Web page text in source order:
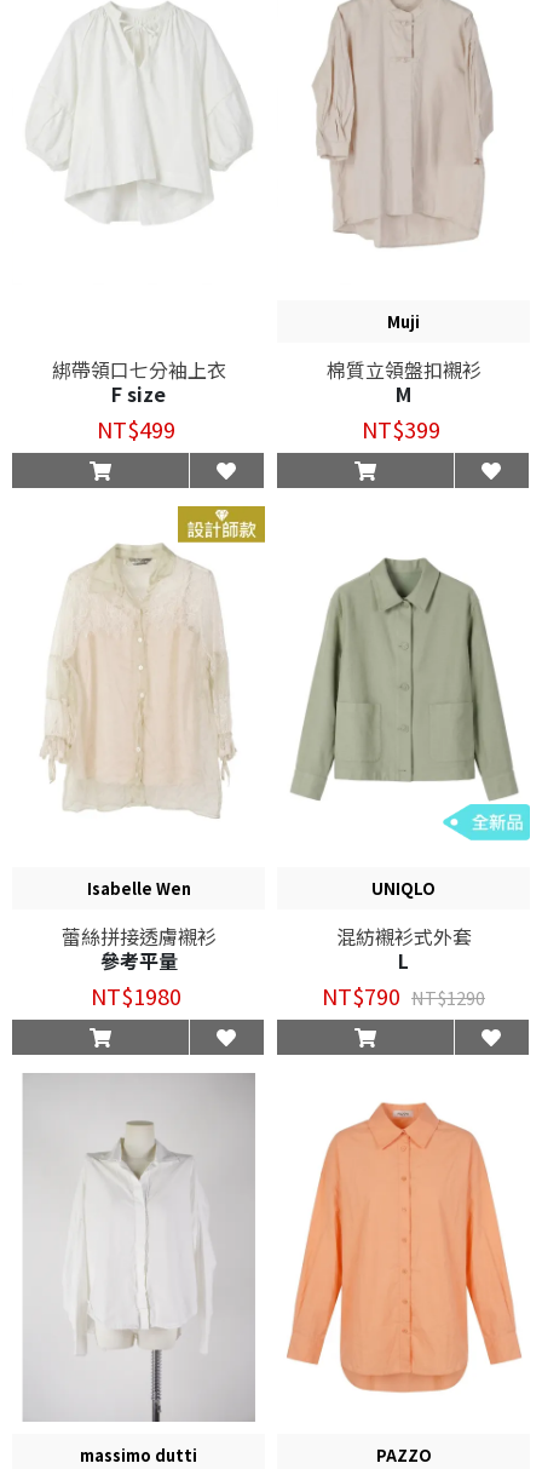
綁帶領口七分袖上衣
F size
NT$499
Muji
棉質立領盤扣襯衫
M
NT$399
Isabelle Wen
蕾絲拼接透膚襯衫
參考平量
NT$1980
UNIQLO
混紡襯衫式外套
L
NT$790 NT$1290
massimo dutti PAZZO